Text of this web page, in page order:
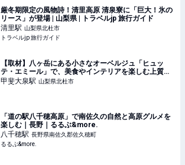
厳冬期限定の風物詩！清里高原 清泉寮に「巨大！氷の
リース」が登場 | 山梨県 | トラベルjp 旅行ガイド
清里駅 山梨県北杜市
トラベルjp 旅行ガイド
【取材】八ヶ岳にある小さなオーベルジュ「ヒュッ
テ・エミール」で、美食やインテリアを楽しむ上質な
ひととき | 一休コンシェルジュ
甲斐大泉駅 山梨県北杜市
「道の駅八千穂高原」で南佐久の自然と高原グルメを
楽しむ｜長野｜るるぶ&more.
八千穂駅 長野県南佐久郡佐久穂町
るるぶ&more.